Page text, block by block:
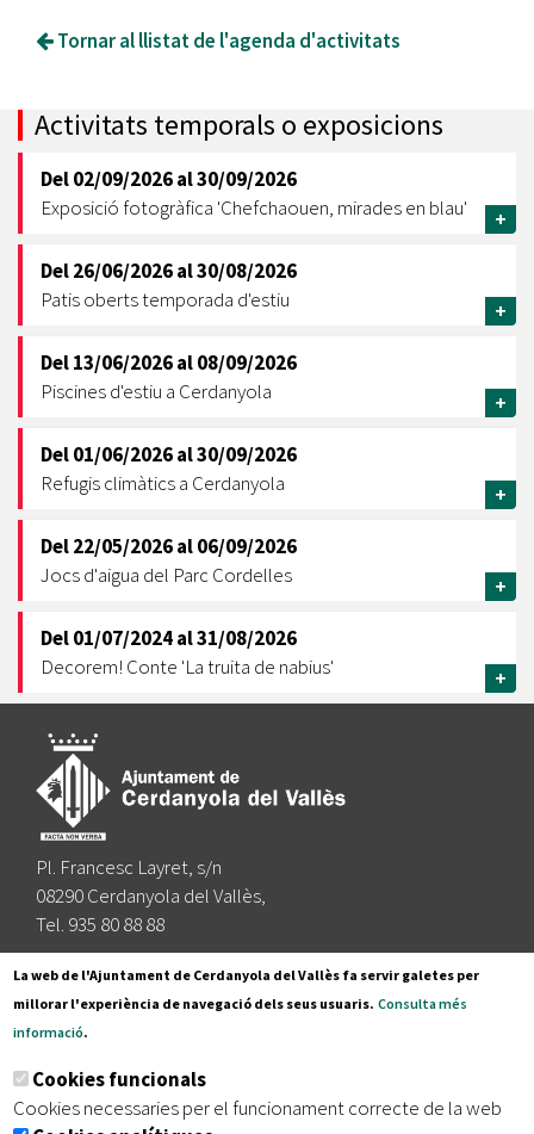
Tornar al llistat de l'agenda d'activitats
Activitats temporals o exposicions
Del02/09/2026al30/09/2026
Exposició fotogràfica 'Chefchaouen, mirades en blau'
+
Del26/06/2026al30/08/2026
Patis oberts temporada d'estiu
+
Del13/06/2026al08/09/2026
Piscines d'estiu a Cerdanyola
+
Del01/06/2026al30/09/2026
Refugis climàtics a Cerdanyola
+
Del22/05/2026al06/09/2026
Jocs d'aigua del Parc Cordelles
+
Del01/07/2024al31/08/2026
Decorem! Conte 'La truita de nabius'
+
Pl. Francesc Layret, s/n
08290 Cerdanyola del Vallès,
Tel. 935 80 88 88
Segueix-nos a:
Subscriu-te al nostre butlletí
La web de l'Ajuntament de Cerdanyola del Vallès fa servir galetes per
millorar l'experiència de navegació dels seus usuaris. Consulta més
informació.
Cookies funcionals
Cookies necessaries per el funcionament correcte de la web